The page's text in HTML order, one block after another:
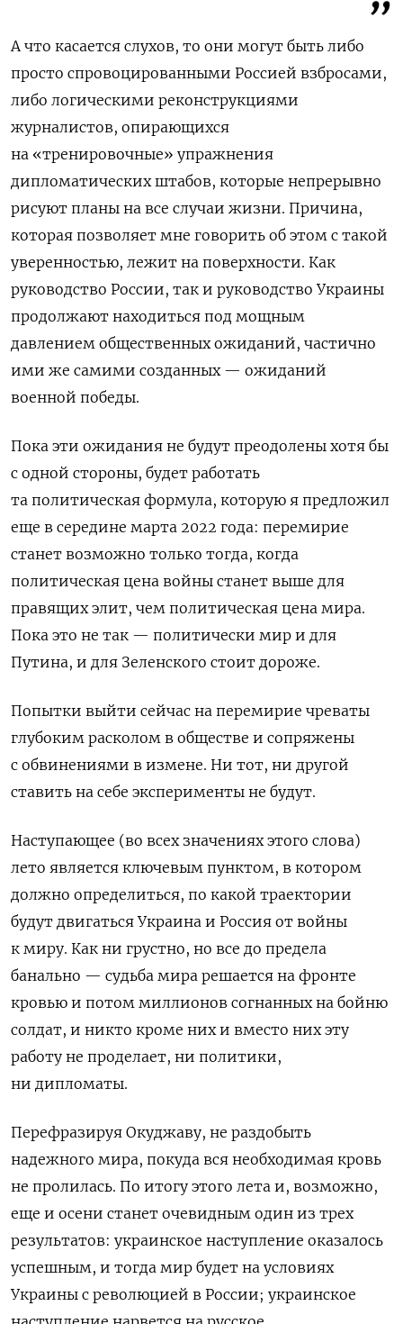
А что касается слухов, то они могут быть либо
просто спровоцированными Россией взбросами,
либо логическими реконструкциями
журналистов, опирающихся
на «тренировочные» упражнения
дипломатических штабов, которые непрерывно
рисуют планы на все случаи жизни. Причина,
которая позволяет мне говорить об этом с такой
уверенностью, лежит на поверхности. Как
руководство России, так и руководство Украины
продолжают находиться под мощным
давлением общественных ожиданий, частично
ими же самими созданных — ожиданий
военной победы.
Пока эти ожидания не будут преодолены хотя бы
с одной стороны, будет работать
та политическая формула, которую я предложил
еще в середине марта 2022 года: перемирие
станет возможно только тогда, когда
политическая цена войны станет выше для
правящих элит, чем политическая цена мира.
Пока это не так — политически мир и для
Путина, и для Зеленского стоит дороже.
Попытки выйти сейчас на перемирие чреваты
глубоким расколом в обществе и сопряжены
с обвинениями в измене. Ни тот, ни другой
ставить на себе эксперименты не будут.
Наступающее (во всех значениях этого слова)
лето является ключевым пунктом, в котором
должно определиться, по какой траектории
будут двигаться Украина и Россия от войны
к миру. Как ни грустно, но все до предела
банально — судьба мира решается на фронте
кровью и потом миллионов согнанных на бойню
солдат, и никто кроме них и вместо них эту
работу не проделает, ни политики,
ни дипломаты.
Перефразируя Окуджаву, не раздобыть
надежного мира, покуда вся необходимая кровь
не пролилась. По итогу этого лета и, возможно,
еще и осени станет очевидным один из трех
результатов: украинское наступление оказалось
успешным, и тогда мир будет на условиях
Украины с революцией в России; украинское